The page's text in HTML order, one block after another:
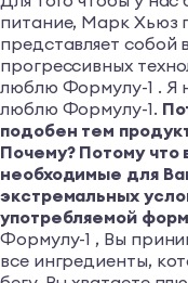
питание, Марк Хьюз
представляет собой
прогрессивных
люблю Формулу-1 . Я
люблю Формулу-1.
подобен тем
Почему? Потому что
необходимые для
экстремальных
употребляемой
Формулу-1 , Вы
все ингредиенты,